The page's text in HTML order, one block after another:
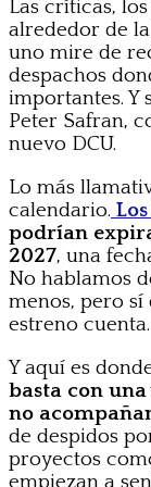
Las críticas,
alrededor de
uno mire de
despachos
importantes. Y
Peter Safran,
nuevo DCU.
Lo más
calendario.
podrían
2027, una
No hablamos
menos, pero
estreno
Y aquí es
basta con
no
de despidos
proyectos
empiezan a